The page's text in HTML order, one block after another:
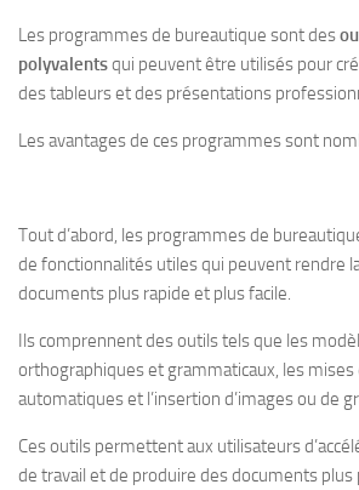
Les programmes de bureautique sont des
polyvalentsqui peuvent être utilisés pour
des tableurs et des présentations
Les avantages de ces programmes sont
Tout d’abord, les programmes de
de fonctionnalités utiles qui peuvent rendre
documents plus rapide et plus facile.
Ils comprennent des outils tels que les
orthographiques et grammaticaux, les
automatiques et l’insertion d’images ou de
Ces outils permettent aux utilisateurs
de travail et de produire des documents plus